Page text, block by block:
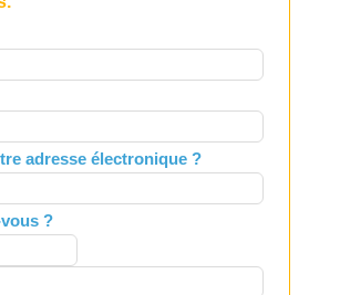
adresse électronique ?
?